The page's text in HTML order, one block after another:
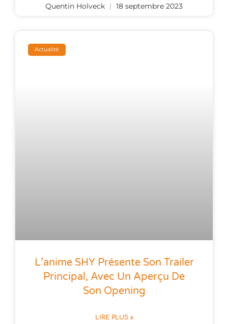
Quentin Holveck 18 septembre 2023
Actualité
L’anime SHY Présente Son Trailer
Principal, Avec Un Aperçu De
Son Opening
LIRE PLUS »